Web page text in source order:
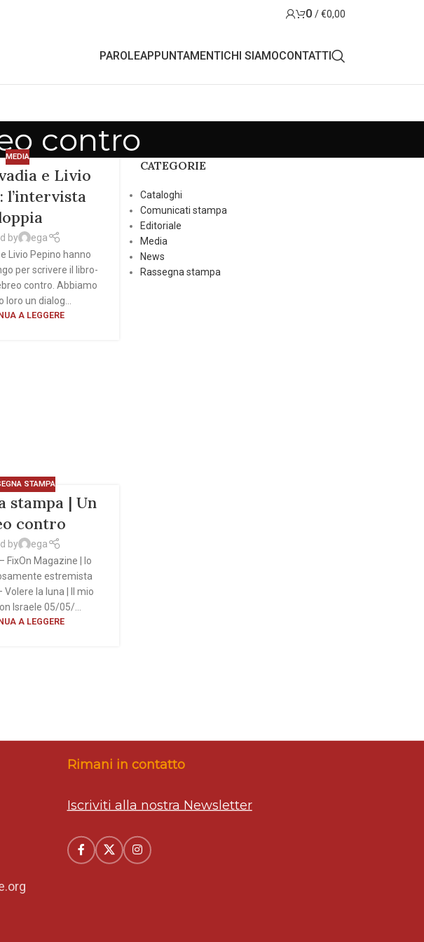
0 /€0,00
PAROLEAPPUNTAMENTICHI SIAMOCONTATTI
contro
MEDIA
e Livio
l’intervista
by
ega
Livio Pepino hanno
per scrivere il libro-
contro. Abbiamo
loro un dialog...
A LEGGERE
STAMPA
stampa | Un
contro
by
ega
FixOn Magazine | Io
estremista
la luna | Il mio
Israele 05/05/...
A LEGGERE
CATEGORIE
Cataloghi
Comunicati stampa
Editoriale
Media
News
Rassegna stampa
Rimani in contatto
Iscriviti alla nostra Newsletter